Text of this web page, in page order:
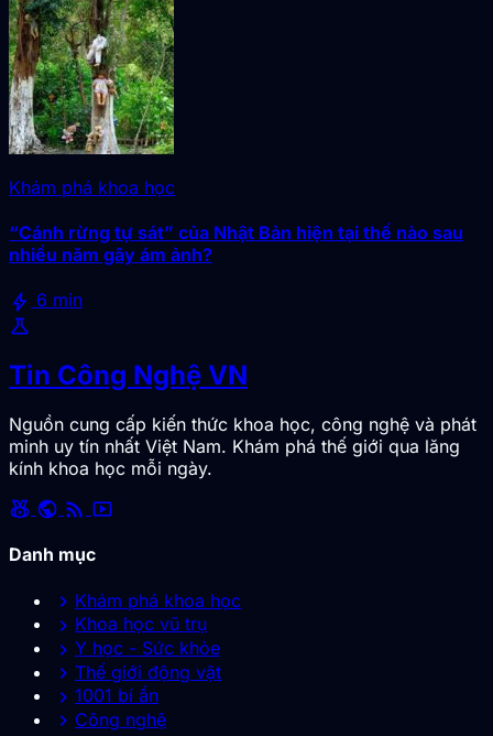
Khám phá khoa học
“Cánh rừng tự sát” của Nhật Bản hiện tại thế nào sau
nhiều năm gây ám ảnh?
bolt 6 min
science
Tin Công Nghệ VN
Nguồn cung cấp kiến thức khoa học, công nghệ và phát
minh uy tín nhất Việt Nam. Khám phá thế giới qua lăng
kính khoa học mỗi ngày.
social_leaderboard public rss_feed smart_display
Danh mục
chevron_right Khám phá khoa học
chevron_right Khoa học vũ trụ
chevron_right Y học - Sức khỏe
chevron_right Thế giới động vật
chevron_right 1001 bí ẩn
chevron_right Công nghệ